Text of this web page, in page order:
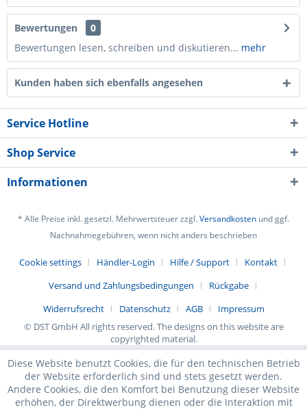
Bewertungen
0
Bewertungen lesen, schreiben und diskutieren... mehr
Kunden haben sich ebenfalls angesehen
Service Hotline
Shop Service
Informationen
* Alle Preise inkl. gesetzl. Mehrwertsteuer zzgl.Versandkosten und ggf.
Nachnahmegebühren, wenn nicht anders beschrieben
Cookie settings Händler-Login Hilfe / Support
Kontakt
Versand und Zahlungsbedingungen
Rückgabe
Widerrufsrecht
Datenschutz AGB
Impressum
© DST GmbH All rights reserved. The designs on this website are
copyrighted material.
Diese Website benutzt Cookies, die für den technischen Betrieb
der Website erforderlich sind und stets gesetzt werden.
Andere Cookies, die den Komfort bei Benutzung dieser Website
erhöhen, der Direktwerbung dienen oder die Interaktion mit